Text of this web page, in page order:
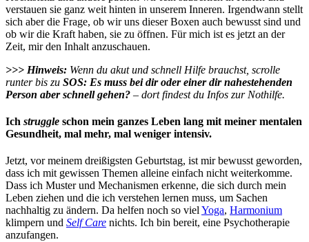
verstauen sie ganz weit hinten in unserem Inneren. Irgendwann stellt
sich aber die Frage, ob wir uns dieser Boxen auch bewusst sind und
ob wir die Kraft haben, sie zu öffnen. Für mich ist es jetzt an der
Zeit, mir den Inhalt anzuschauen.
>>> Hinweis: Wenn du akut und schnell Hilfe brauchst, scrolle
runter bis zu SOS: Es muss bei dir oder einer dir nahestehenden
Person aber schnell gehen? – dort findest du Infos zur Nothilfe.
Ich struggle schon mein ganzes Leben lang mit meiner mentalen
Gesundheit, mal mehr, mal weniger intensiv.
Jetzt, vor meinem dreißigsten Geburtstag, ist mir bewusst geworden,
dass ich mit gewissen Themen alleine einfach nicht weiterkomme.
Dass ich Muster und Mechanismen erkenne, die sich durch mein
Leben ziehen und die ich verstehen lernen muss, um Sachen
nachhaltig zu ändern. Da helfen noch so viel Yoga, Harmonium
klimpern und Self Care nichts. Ich bin bereit, eine Psychotherapie
anzufangen.